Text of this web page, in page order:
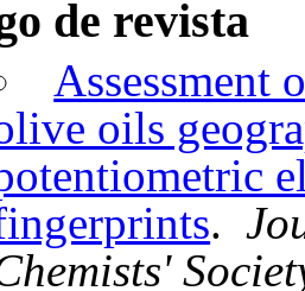
de revista
Assessment
oils
.